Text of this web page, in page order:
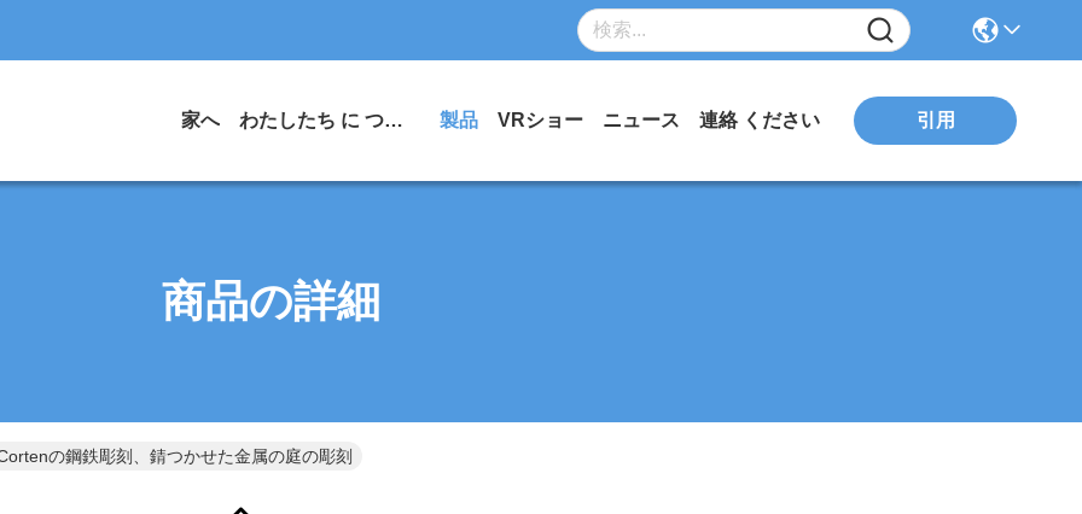
家へ わたしたち に つい て 製品 VRショー ニュース 連絡 ください 引用
商品の詳細
の鋼鉄彫刻、錆つかせた金属の庭の彫刻